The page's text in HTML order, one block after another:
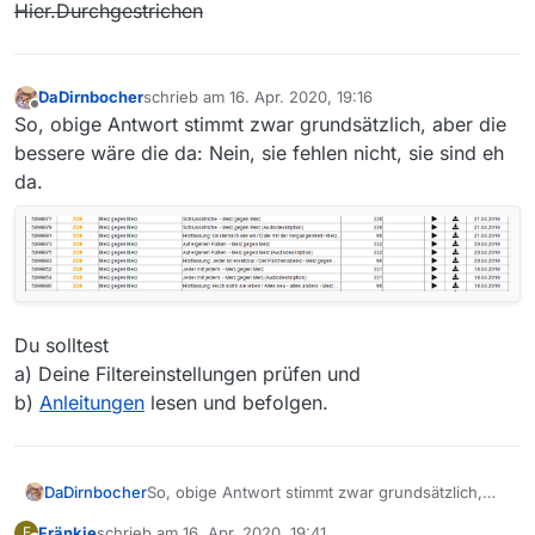
Hier.Durchgestrichen
Offline
DaDirnbocherschrieb am 16. Apr. 2020, 19:16
zuletzt editiert von
So, obige Antwort stimmt zwar grundsätzlich, aber die
bessere wäre die da: Nein, sie fehlen nicht, sie sind eh
da.
Du solltest
a) Deine Filtereinstellungen prüfen und
b) Anleitungen lesen und befolgen.
DaDirnbocherSo, obige Antwort stimmt zwar grundsätzlich,